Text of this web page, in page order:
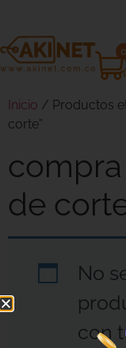
0
Inicio / Productos
corte”
de
No
con